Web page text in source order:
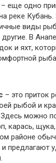
– еще одно
реке
виды
В
и яхт,
– это приток
рыбой и
можно
карась, щука,
районе
предлагают